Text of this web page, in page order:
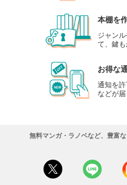
本棚を
ジャン
て、鍵も
お得な
通知を
などが届
無料マンガ・ラノベなど、豊富